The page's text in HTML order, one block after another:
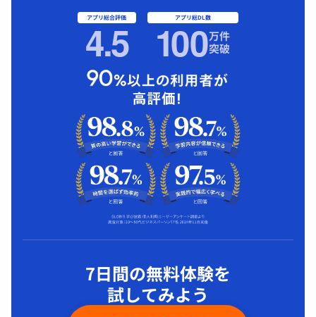
アプリ総合評価
4.5 アプリ総DL数
100万件
突破
7日間の無料体験を
試してみよう